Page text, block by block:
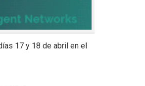
17 y 18 de abril en el